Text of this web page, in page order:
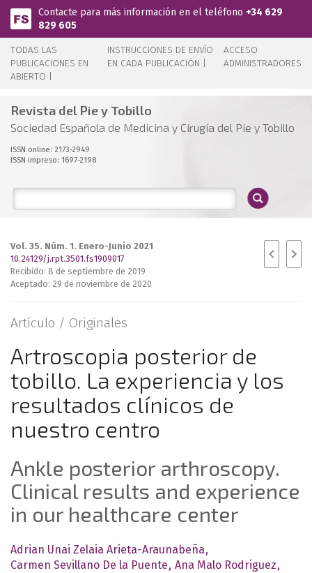
Pasar al contenido principal
Contacte para más información en el teléfono +34 629
829 605
TODAS LAS
PUBLICACIONES EN
ABIERTO |
INSTRUCCIONES DE ENVÍO
EN CADA PUBLICACIÓN |
ACCESO
ADMINISTRADORES
Revista del Pie y Tobillo
Sociedad Española de Medicina y Cirugía del Pie y Tobillo
ISSN online: 2173-2949
ISSN impreso: 1697-2198
Vol. 35. Núm. 1. Enero-Junio 2021
10.24129/j.rpt.3501.fs1909017
Recibido: 8 de septiembre de 2019
Aceptado: 29 de noviembre de 2020
Artículo / Originales
Artroscopia posterior de
tobillo. La experiencia y los
resultados clínicos de
nuestro centro
Ankle posterior arthroscopy.
Clinical results and experience
in our healthcare center
Adrian Unai Zelaia Arieta-Araunabeña
Carmen Sevillano De la Puente Ana Malo Rodriguez